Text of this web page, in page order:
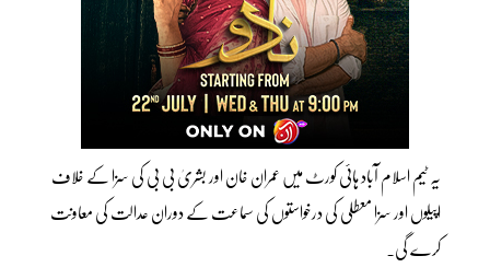
یہ ٹیم اسلام آباد ہائی کورٹ میں عمران خان اور بشریٰ بی بی کی سزا کے خلاف
اپیلوں اور سزا معطلی کی درخواستوں کی سماعت کے دوران عدالت کی معاونت
کرے گی۔